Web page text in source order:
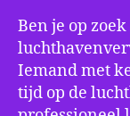
Ben je op
Iemand met
tijd op de